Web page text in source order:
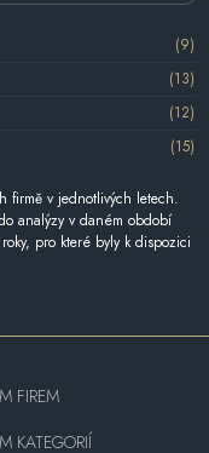
(9)
(13)
(12)
(15)
firmě v jednotlivých letech.
analýzy v daném období
pro které byly k dispozici
FIREM
KATEGORIÍ